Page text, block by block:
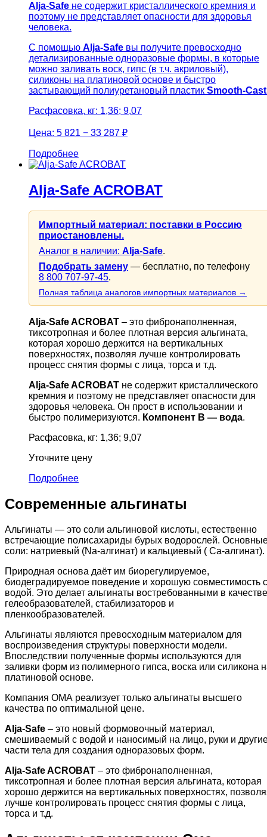
Alja-Safe не содержит кристаллического кремния и
поэтому не представляет опасности для здоровья
человека.
С помощью Alja-Safe вы получите превосходно
детализированные одноразовые формы, в которые
можно заливать воск, гипс (в т.ч. акриловый),
силиконы на платиновой основе и быстро
застывающий полиуретановый пластик Smooth-Cast
Расфасовка, кг: 1,36; 9,07
Цена: 5 821 − 33 287 ₽
Подробнее
Alja-Safe ACROBAT
Импортный материал: поставки в Россию
приостановлены.
Аналог в наличии: Alja-Safe.
Подобрать замену — бесплатно, по телефону
8 800 707-97-45.
Полная таблица аналогов импортных материалов →
Alja-Safe ACROBAT – это фибронаполненная,
тиксотропная и более плотная версия альгината,
которая хорошо держится на вертикальных
поверхностях, позволяя лучше контролировать
процесс снятия формы с лица, торса и т.д.
Alja-Safe ACROBAT не содержит кристаллического
кремния и поэтому не представляет опасности для
здоровья человека. Он прост в использовании и
быстро полимеризуются. Компонент В — вода.
Расфасовка, кг: 1,36; 9,07
Уточните цену
Подробнее
Современные альгинаты
Альгинаты — это соли альгиновой кислоты, естественно
встречающие полисахариды бурых водорослей.
соли: натриевый (Na-алгинат) и кальциевый ( Ca-алгинат).
Природная основа даёт им биорегулируемое,
биодеградируемое поведение и хорошую совместимость с
водой. Это делает альгинаты востребованными в качестве
гелеобразователей, стабилизаторов и
пленкообразователей.
Альгинаты являются превосходным материалом для
воспроизведения структуры поверхности модели.
Впоследствии полученные формы используются для
заливки форм из полимерного гипса, воска или силикона
платиновой основе.
Компания ОМА реализует только альгинаты высшего
качества по оптимальной цене.
Alja-Safe – это новый формовочный материал,
смешиваемый с водой и наносимый на лицо, руки и
части тела для создания одноразовых форм.
Alja-Safe ACROBAT – это фибронаполненная,
тиксотропная и более плотная версия альгината, которая
хорошо держится на вертикальных поверхностях,
лучше контролировать процесс снятия формы с лица,
торса и т.д.